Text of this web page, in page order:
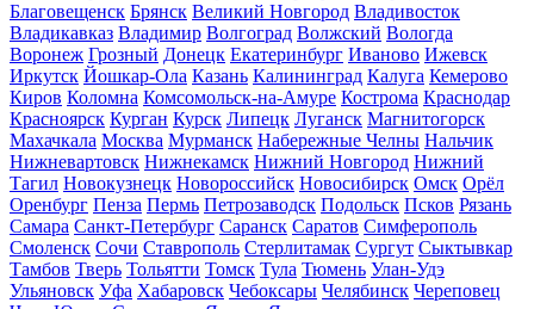
Благовещенск Брянск Великий Новгород Владивосток
Владикавказ Владимир Волгоград Волжский Вологда
Воронеж Грозный Донецк Екатеринбург Иваново Ижевск
Иркутск Йошкар-Ола Казань Калининград Калуга Кемерово
Киров Коломна Комсомольск-на-Амуре Кострома Краснодар
Красноярск Курган Курск Липецк Луганск Магнитогорск
Махачкала Москва Мурманск Набережные Челны Нальчик
Нижневартовск Нижнекамск Нижний Новгород Нижний
Тагил Новокузнецк Новороссийск Новосибирск Омск Орёл
Оренбург Пенза Пермь Петрозаводск Подольск Псков Рязань
Самара Санкт-Петербург Саранск Саратов Симферополь
Смоленск Сочи Ставрополь Стерлитамак Сургут Сыктывкар
Тамбов Тверь Тольятти Томск Тула Тюмень Улан-Удэ
Ульяновск Уфа Хабаровск Чебоксары Челябинск Череповец